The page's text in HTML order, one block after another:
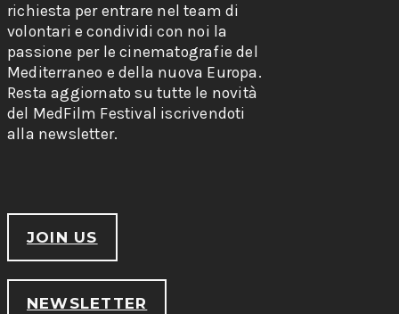
richiesta per entrare nel team di
volontari e condividi con noi la
passione per le cinematografie del
Mediterraneo e della nuova Europa.
Resta aggiornato su tutte le novità
del MedFilm Festival iscrivendoti
alla newsletter.
JOIN US
NEWSLETTER